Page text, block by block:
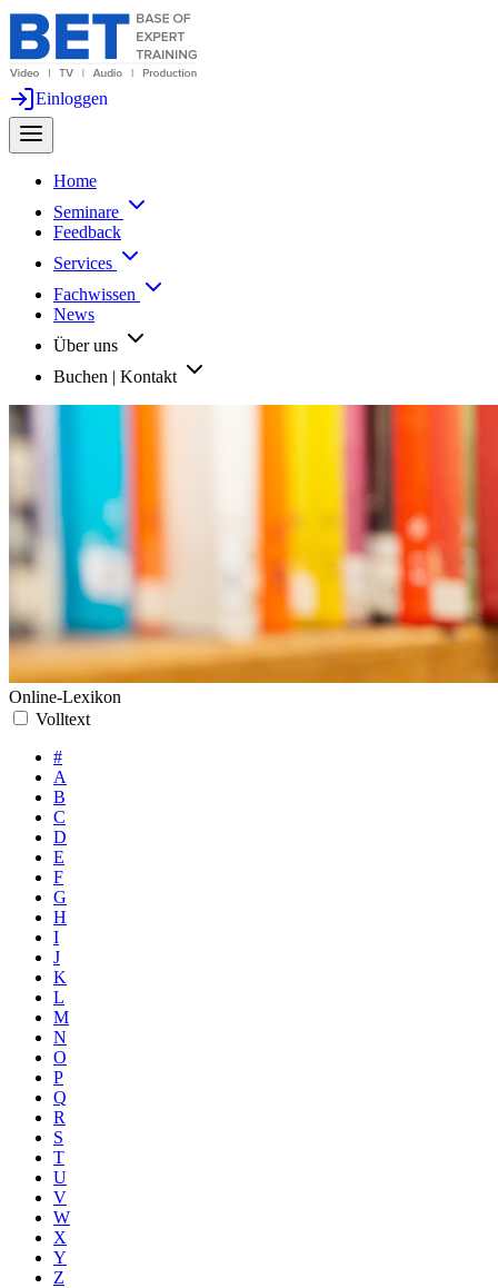
Einloggen
Home
Seminare
Feedback
Services
Fachwissen
News
Über uns
Buchen | Kontakt
Online-Lexikon
Volltext
#
A
B
C
D
E
F
G
H
I
J
K
L
M
N
O
P
Q
R
S
T
U
V
W
X
Y
Z